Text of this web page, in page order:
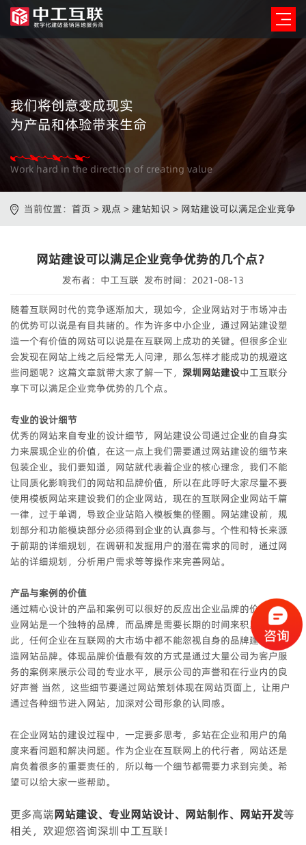
我们将创意变成现实
为产品和体验带来生命
Work hard in the direction of creating value
当前位置： 首页 > 观点 > 建站知识 > 网站建设可以满足企业竞争
网站建设可以满足企业竞争优势的几个点？
发布者：中工互联 发布时间：2021-08-13
随着互联网时代的竞争逐渐加大，现如今，企业网站对于市场冲击
的优势可以说是有目共睹的。作为许多中小企业，通过网站建设塑
造一个有价值的网站可以说是在互联网上成功的关键。但很多企业
会发现在网站上线之后经常无人问津，那么怎样才能成功的规避这
些问题呢？这篇文章就带大家了解一下， 深圳网站建设中工互联分
享下可以满足企业竞争优势的几个点。
专业的设计细节
优秀的网站来自专业的设计细节，网站建设公司通过企业的自身实
力来展现企业的价值，在这一点上我们需要通过网站建设的细节来
包装企业。我们要知道，网站就代表着企业的核心理念，我们不能
让同质化影响我们的网站和品牌价值，所以在此呼吁大家尽量不要
使用模板网站来建设我们的企业网站，现在的互联网企业网站千篇
一律，过于单调，导致企业站陷入模板集的怪圈。网站建设前，规
划部分和功能模块部分必须得到企业的认真参与。个性和特长来源
于前期的详细规划，在调研和发掘用户的潜在需求的同时，通过网
站的详细规划，分析用户需求等等操作来完善网站。
产品与案例的价值
通过精心设计的产品和案例可以很好的反应出企业品牌的价值，企
业网站是一个独特的品牌，而品牌是需要长期的时间来积累的，因
此，任何企业在互联网的大市场中都不能忽视自身的品牌建设，塑
造网站品牌。体现品牌价值最有效的方式是通过大量公司为客户服
务的案例来展示公司的专业水平，展示公司的声誉和在行业内的良
好声誉 当然，这些细节要通过网站策划体现在网站页面上，让用户
通过各种细节进入网站，加深对公司形象的认同感。
在企业网站的建设过程中，一定要多思考，多站在企业和用户的角
度来看问题和解决问题。作为企业在互联网上的代行者，网站还是
肩负着很多的重要责任的，所以每一个细节都需要力求到完美。希
望可以给大家一些帮助。
更多高端网站建设、专业网站设计、网站制作、网站开发等
相关，欢迎您咨询深圳中工互联！